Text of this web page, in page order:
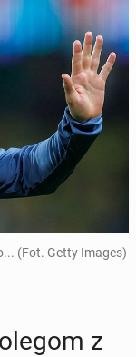
(Fot. Getty Images)
z